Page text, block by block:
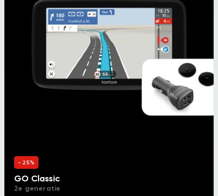
- 25%
GO Classic
2e generatie